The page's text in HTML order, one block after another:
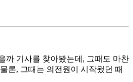
까 기사를 찾아봤는데, 그때도 마찬
론, 그때는 의전원이 시작됐던 때